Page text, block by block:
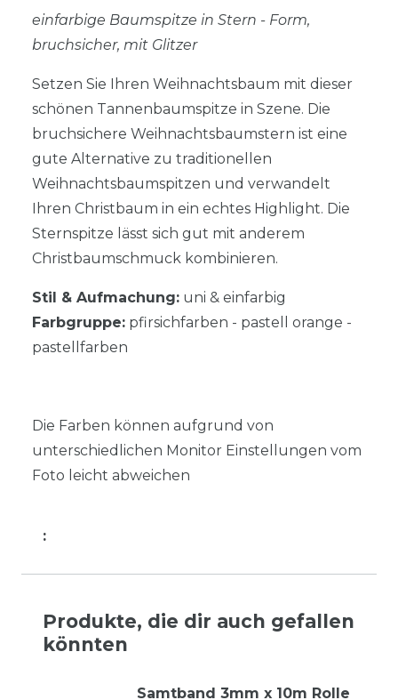
einfarbige Baumspitze in Stern - Form,
bruchsicher, mit Glitzer
Setzen Sie Ihren Weihnachtsbaum mit dieser
schönen Tannenbaumspitze in Szene. Die
bruchsichere Weihnachtsbaumstern ist eine
gute Alternative zu traditionellen
Weihnachtsbaumspitzen und verwandelt
Ihren Christbaum in ein echtes Highlight. Die
Sternspitze lässt sich gut mit anderem
Christbaumschmuck kombinieren.
Stil & Aufmachung: uni & einfarbig
Farbgruppe: pfirsichfarben - pastell orange -
pastellfarben
Die Farben können aufgrund von
unterschiedlichen Monitor Einstellungen vom
Foto leicht abweichen
:
Produkte, die dir auch gefallen
könnten
Samtband 3mm x 10m Rolle